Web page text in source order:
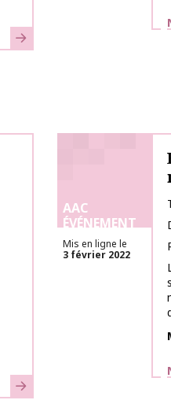
En savoir plus
En savoir plus
AAC
ÉVÉNEMENT
Mis en ligne le
3 février 2022